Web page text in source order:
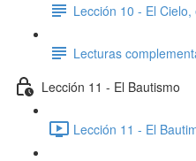
Lección 10 - El
Lecturas
Lección 11 - El Bautismo
Lección 11 - El